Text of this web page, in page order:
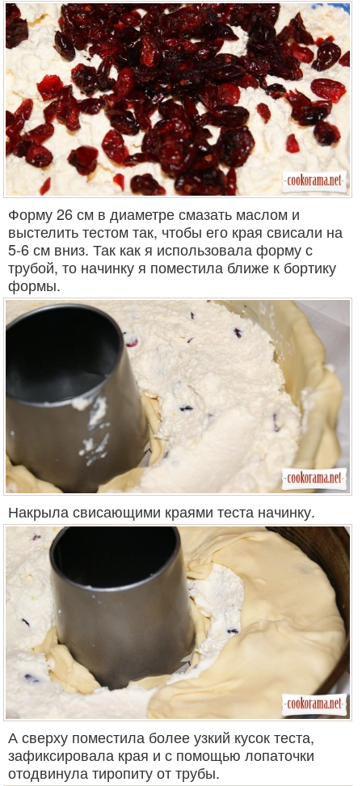
Форму 26 см в диаметре смазать маслом и
выстелить тестом так, чтобы его края свисали на
5-6 см вниз. Так как я использовала форму с
трубой, то начинку я поместила ближе к бортику
формы.
Накрыла свисающими краями теста начинку.
А сверху поместила более узкий кусок теста,
зафиксировала края и с помощью лопаточки
отодвинула тиропиту от трубы.